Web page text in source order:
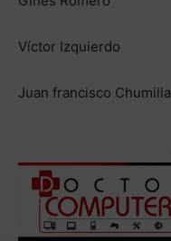
Víctor Izquierdo
Juan francisco Chumilla